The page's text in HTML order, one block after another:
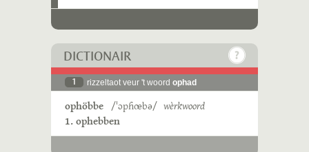
DICTIONAIR
1 rizzeltaot veur 't woord ophad
ophöbbe /ˈɔpɦœbə/ wèrkwoord
1. ophebben